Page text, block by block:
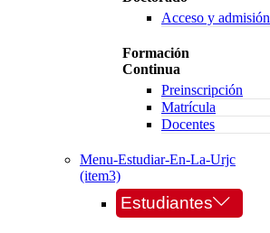
Acceso y admisión
Formación
Continua
Preinscripción
Matrícula
Docentes
Menu-Estudiar-En-La-Urjc
(item3)
Estudiantes